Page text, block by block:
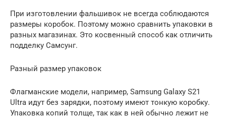
При изготовлении фальшивок не всегда соблюдаются
размеры коробок. Поэтому можно сравнить упаковки в
разных магазинах. Это косвенный способ как отличить
подделку Самсунг.
Разный размер упаковок
Флагманские модели, например, Samsung Galaxy S21
Ultra идут без зарядки, поэтому имеют тонкую коробку.
Упаковка копий толще, так как в ней обычно лежит не